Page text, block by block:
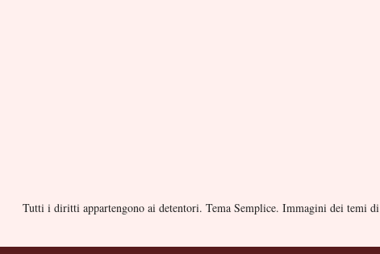
Tutti i diritti appartengono ai detentori. Tema Semplice. Immagini dei temi di